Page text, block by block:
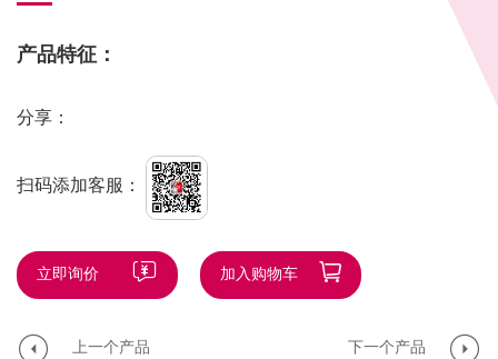
产品特征：
分享：
扫码添加客服：
立即询价 加入购物车
上一个产品 下一个产品